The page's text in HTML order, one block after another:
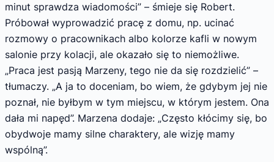
minut sprawdza wiadomości” – śmieje się Robert.
Próbował wyprowadzić pracę z domu, np. ucinać
rozmowy o pracownikach albo kolorze kafli w nowym
salonie przy kolacji, ale okazało się to niemożliwe.
„Praca jest pasją Marzeny, tego nie da się rozdzielić” –
tłumaczy. „A ja to doceniam, bo wiem, że gdybym jej nie
poznał, nie byłbym w tym miejscu, w którym jestem. Ona
dała mi napęd”. Marzena dodaje: „Często kłócimy się, bo
obydwoje mamy silne charaktery, ale wizję mamy
wspólną”.